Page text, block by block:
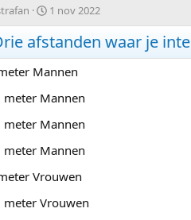
S
t
a
r
t
d
a
u
1 nov 2022
afstanden waar je
Mannen
meter Mannen
meter Mannen
meter Mannen
Vrouwen
meter Vrouwen